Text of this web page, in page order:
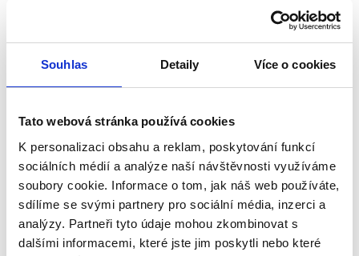
Souhlas Detaily Více o cookies
Tato webová stránka používá cookies
K personalizaci obsahu a reklam, poskytování funkcí
sociálních médií a analýze naší návštěvnosti využíváme
soubory cookie. Informace o tom, jak náš web používáte,
sdílíme se svými partnery pro sociální média, inzerci a
analýzy. Partneři tyto údaje mohou zkombinovat s
dalšími informacemi, které jste jim poskytli nebo které